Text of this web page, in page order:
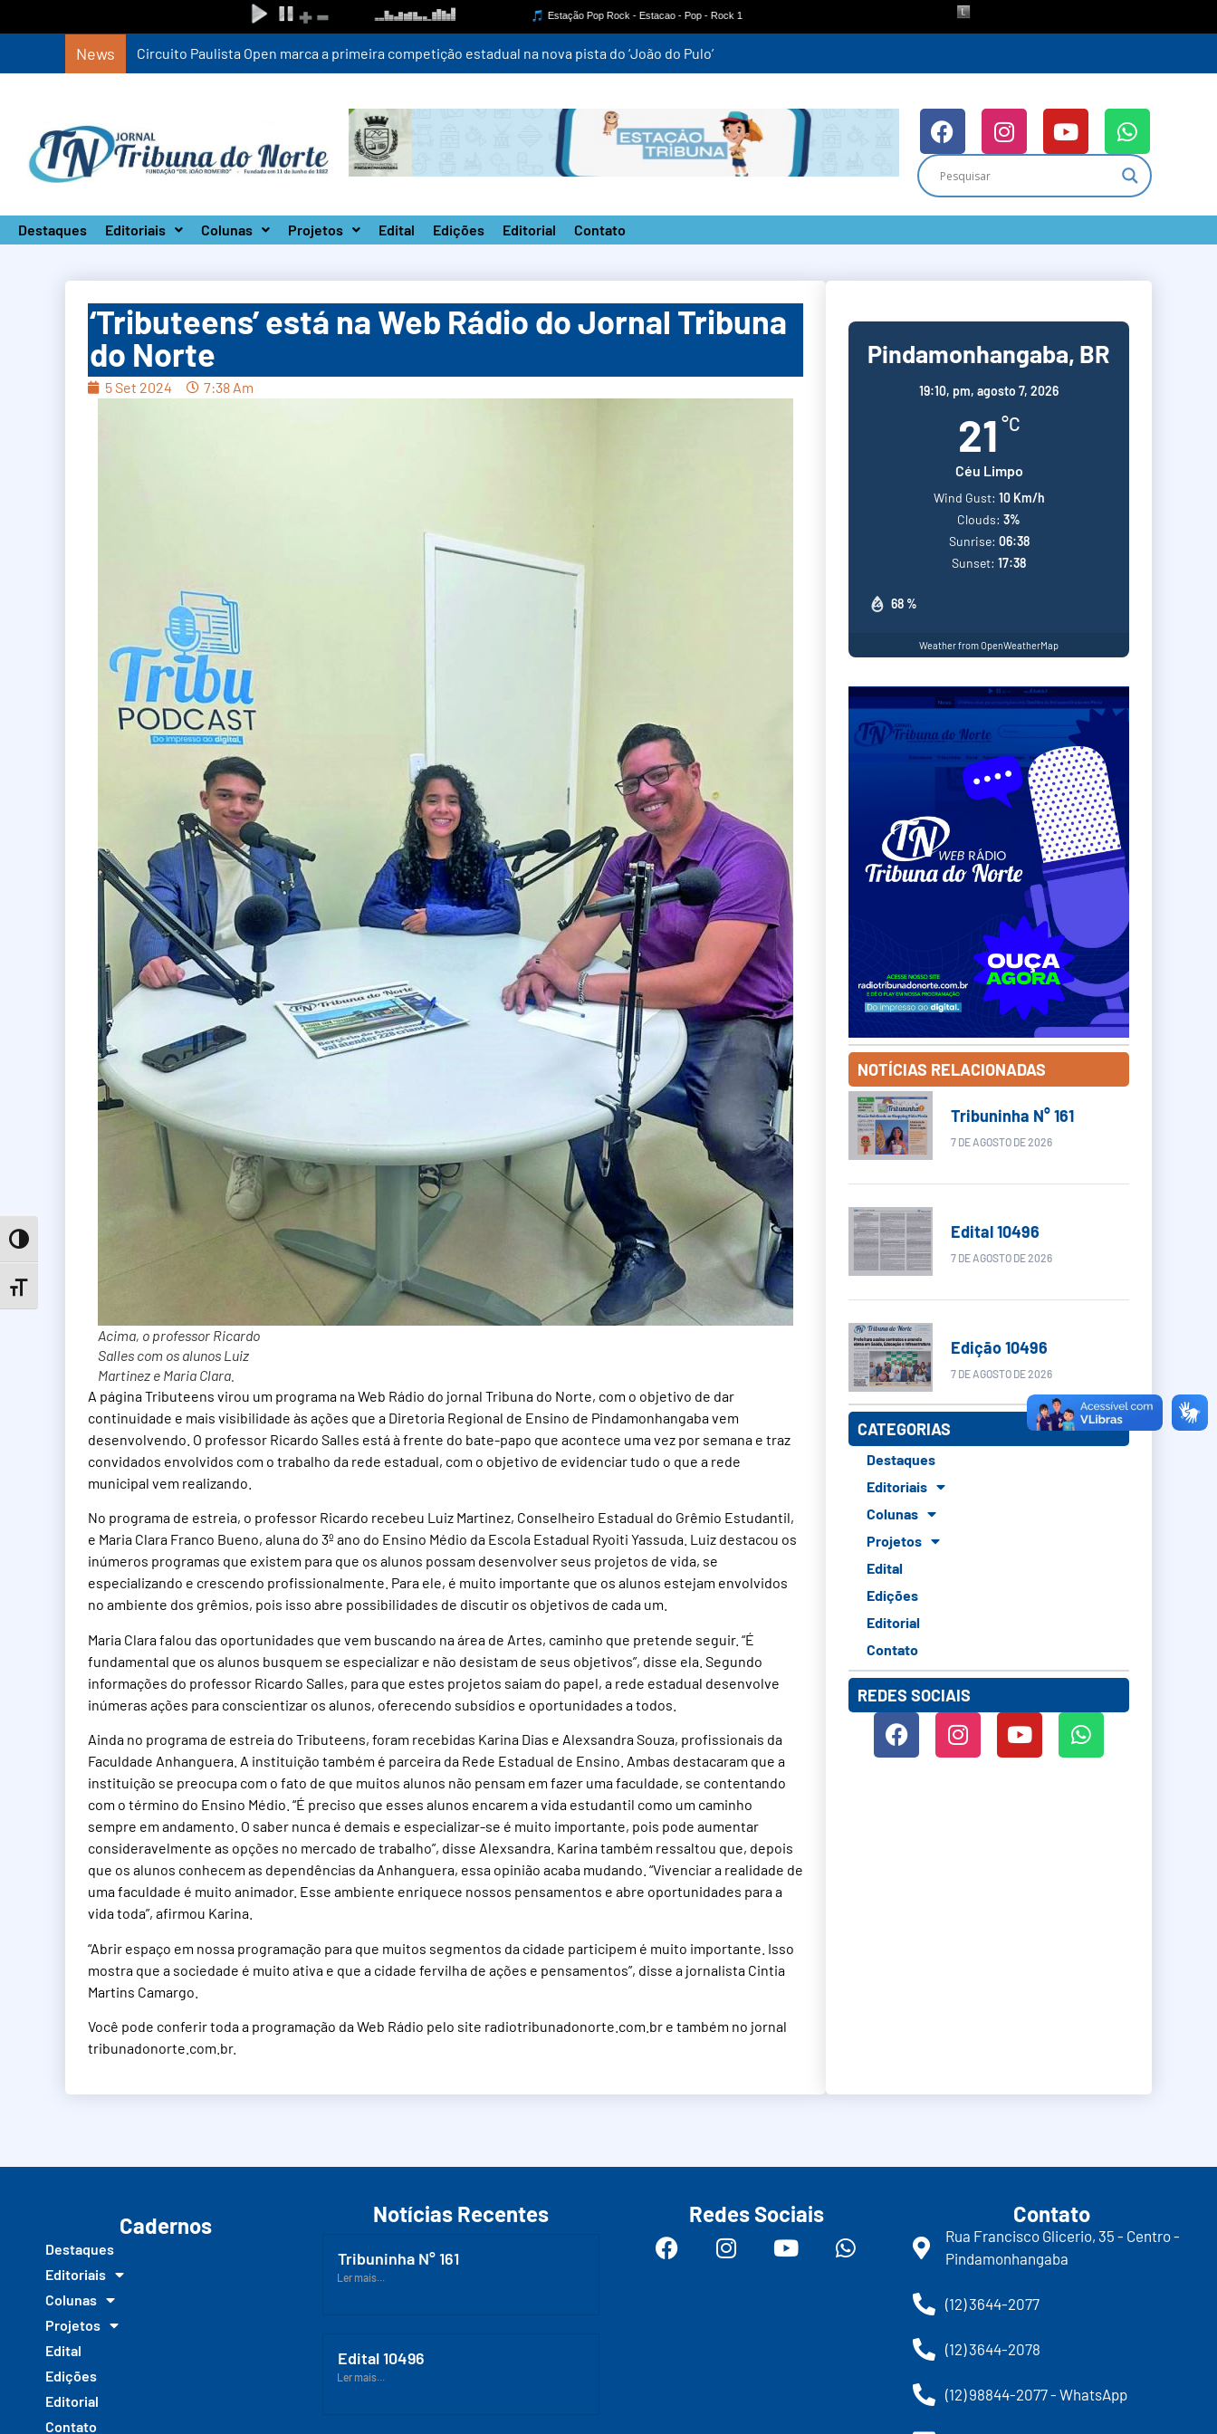
Toggle High Contrast
Toggle Font size
News Circuito Paulista Open marca a primeira competição estadual na nova pista do ‘João do Pulo’
Destaques Editoriais Colunas Projetos Edital Edições Editorial Contato
‘Tributeens’ está na Web Rádio do Jornal Tribuna
do Norte
5 Set 2024 7:38 Am
Acima, o professor Ricardo
Salles com os alunos Luiz
Martinez e Maria Clara.
A página Tributeens virou um programa na Web Rádio do jornal Tribuna do Norte, com o objetivo de dar
continuidade e mais visibilidade às ações que a Diretoria Regional de Ensino de Pindamonhangaba vem
desenvolvendo. O professor Ricardo Salles está à frente do bate-papo que acontece uma vez por semana e traz
convidados envolvidos com o trabalho da rede estadual, com o objetivo de evidenciar tudo o que a rede
municipal vem realizando.
No programa de estreia, o professor Ricardo recebeu Luiz Martinez, Conselheiro Estadual do Grêmio Estudantil,
e Maria Clara Franco Bueno, aluna do 3º ano do Ensino Médio da Escola Estadual Ryoiti Yassuda. Luiz destacou os
inúmeros programas que existem para que os alunos possam desenvolver seus projetos de vida, se
especializando e crescendo profissionalmente. Para ele, é muito importante que os alunos estejam envolvidos
no ambiente dos grêmios, pois isso abre possibilidades de discutir os objetivos de cada um.
Maria Clara falou das oportunidades que vem buscando na área de Artes, caminho que pretende seguir. “É
fundamental que os alunos busquem se especializar e não desistam de seus objetivos”, disse ela. Segundo
informações do professor Ricardo Salles, para que estes projetos saiam do papel, a rede estadual desenvolve
inúmeras ações para conscientizar os alunos, oferecendo subsídios e oportunidades a todos.
Ainda no programa de estreia do Tributeens, foram recebidas Karina Dias e Alexsandra Souza, profissionais da
Faculdade Anhanguera. A instituição também é parceira da Rede Estadual de Ensino. Ambas destacaram que a
instituição se preocupa com o fato de que muitos alunos não pensam em fazer uma faculdade, se contentando
com o término do Ensino Médio. “É preciso que esses alunos encarem a vida estudantil como um caminho
sempre em andamento. O saber nunca é demais e especializar-se é muito importante, pois pode aumentar
consideravelmente as opções no mercado de trabalho”, disse Alexsandra. Karina também ressaltou que, depois
que os alunos conhecem as dependências da Anhanguera, essa opinião acaba mudando. “Vivenciar a realidade de
uma faculdade é muito animador. Esse ambiente enriquece nossos pensamentos e abre oportunidades para a
vida toda”, afirmou Karina.
“Abrir espaço em nossa programação para que muitos segmentos da cidade participem é muito importante. Isso
mostra que a sociedade é muito ativa e que a cidade fervilha de ações e pensamentos”, disse a jornalista Cintia
Martins Camargo.
Você pode conferir toda a programação da Web Rádio pelo site radiotribunadonorte.com.br e também no jornal
tribunadonorte.com.br.
Pindamonhangaba, BR
19:10, pm, agosto 7, 2026
21 °C
Céu Limpo
68 %
Wind Gust: 10 Km/h
Clouds: 3%
Sunrise: 06:38
Sunset: 17:38
Weather from OpenWeatherMap
NOTÍCIAS RELACIONADAS
Tribuninha N° 161
7 DE AGOSTO DE 2026
Edital 10496
7 DE AGOSTO DE 2026
Edição 10496
7 DE AGOSTO DE 2026
CATEGORIAS
Destaques
Editoriais
Colunas
Projetos
Edital
Edições
Editorial
Contato
REDES SOCIAIS
Cadernos
Destaques
Editoriais
Colunas
Projetos
Edital
Edições
Editorial
Contato
Notícias Recentes
Tribuninha N° 161
Ler mais...
Edital 10496
Ler mais...
Redes Sociais Contato
Rua Francisco Glicerio, 35 - Centro -
Pindamonhangaba
(12) 3644-2077
(12) 3644-2078
(12) 98844-2077 - WhatsApp